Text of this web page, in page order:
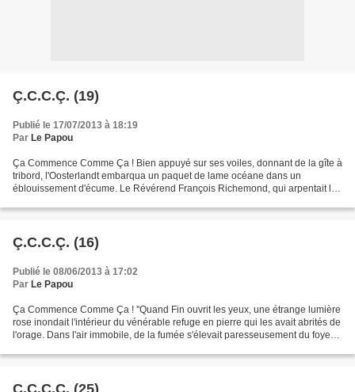
Ç.C.C.Ç. (19)
Publié le 17/07/2013 à 18:19
Par Le Papou
Ça Commence Comme Ça ! Bien appuyé sur ses voiles, donnant de la gîte à
tribord, l'Oosterlandt embarqua un paquet de lame océane dans un
éblouissement d'écume. Le Révérend François Richemond, qui arpentait le
Ç.C.C.Ç. (16)
Publié le 08/06/2013 à 17:02
Par Le Papou
Ça Commence Comme Ça ! ''Quand Fin ouvrit les yeux, une étrange lumière
rose inondait l'intérieur du vénérable refuge en pierre qui les avait abrités de
l'orage. Dans l'air immobile, de la fumée s'élevait paresseusement du foyer
Ç.C.C.Ç. (25)